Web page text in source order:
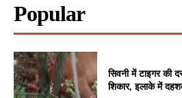
Popular
सिवनी में टाइगर की
शिकार, इलाके में